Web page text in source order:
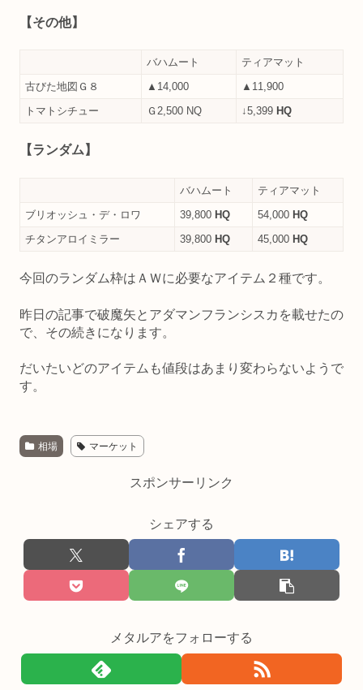
【その他】
バハムート
ティアマット
古びた地図Ｇ８
▲14,000
▲11,900
トマトシチュー
Ｇ2,500 NQ ↓5,399 HQ
【ランダム】
バハムート
ティアマット
ブリオッシュ・デ・ロワ
39,800 HQ 54,000 HQ
チタンアロイミラー
39,800 HQ 45,000 HQ
今回のランダム枠はＡＷに必要なアイテム２種です。
昨日の記事で破魔矢とアダマンフランシスカを載せたの
で、その続きになります。
だいたいどのアイテムも値段はあまり変わらないようで
す。
相場 マーケット
スポンサーリンク
シェアする
メタルアをフォローする